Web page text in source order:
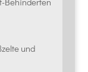
und